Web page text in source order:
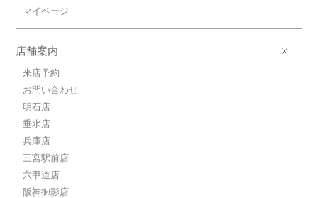
マイページ
店舗案内
来店予約
お問い合わせ
明石店
垂水店
兵庫店
三宮駅前店
六甲道店
阪神御影店